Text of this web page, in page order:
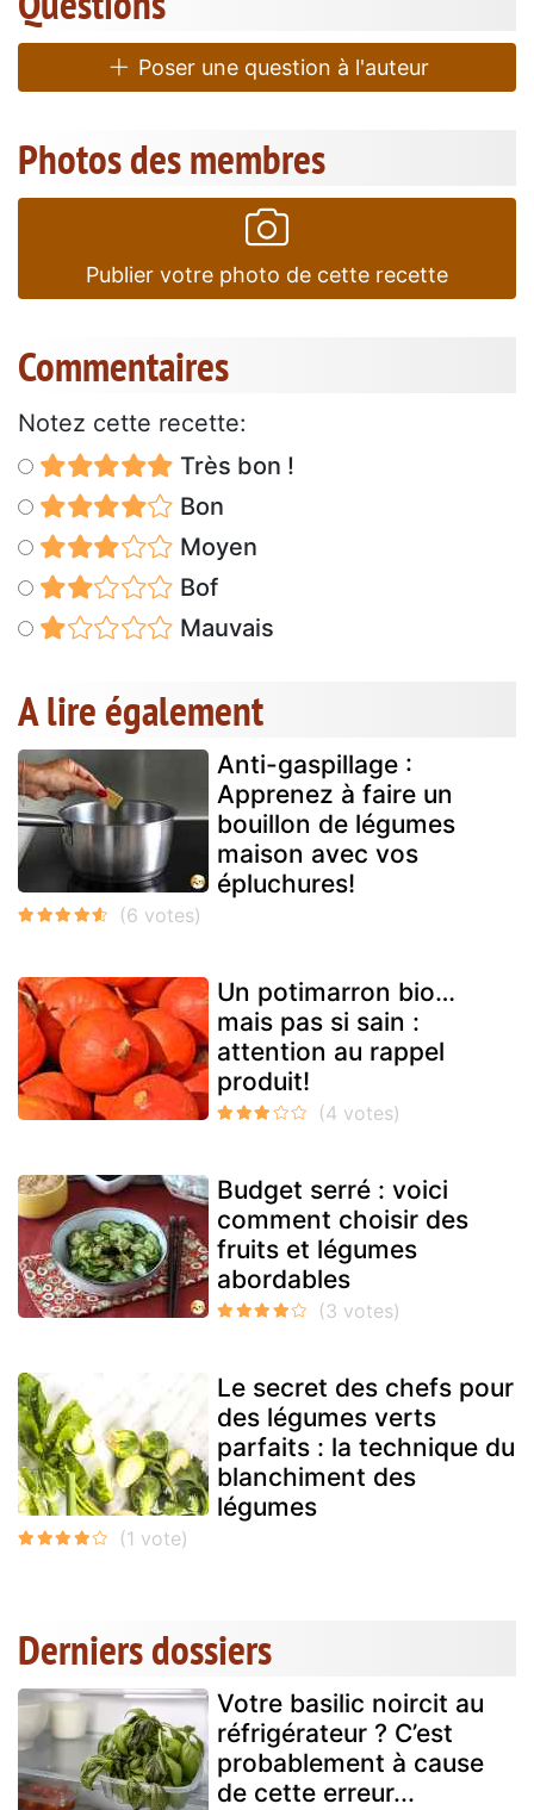
Poser une question à l'auteur
Photos des membres
Publier votre photo de cette recette
Commentaires
Notez cette recette:
Très bon !
Bon
Moyen
Bof
Mauvais
A lire également
Anti-gaspillage :
Apprenez à faire un
bouillon de légumes
maison avec vos
épluchures!
Un potimarron bio…
mais pas si sain :
attention au rappel
produit!
Budget serré : voici
comment choisir des
fruits et légumes
abordables
Le secret des chefs pour
des légumes verts
parfaits : la technique du
blanchiment des
légumes
Derniers dossiers
Votre basilic noircit au
réfrigérateur ? C’est
probablement à cause
de cette erreur...